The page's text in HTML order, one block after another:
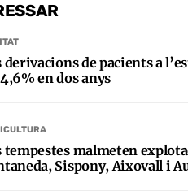
derivacions de pacients a
en dos anys
tempestes malmeten
Sispony, Aixovall i